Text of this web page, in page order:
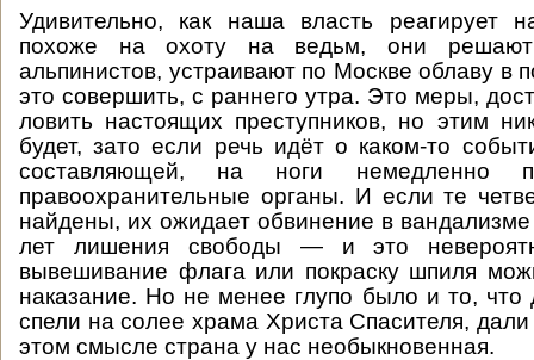
Удивительно, как наша власть реагирует
похоже на охоту на ведьм, они решают
альпинистов, устраивают по Москве облаву в
это совершить, с раннего утра. Это меры,
ловить настоящих преступников, но этим
будет, зато если речь идёт о каком-то
составляющей, на ноги немедленно
правоохранительные органы. И если те
найдены, их ожидает обвинение в
лет лишения свободы — и это
вывешивание флага или покраску шпиля
наказание. Но не менее глупо было и то, что
спели на солее храма Христа Спасителя,
этом смысле страна у нас необыкновенная.